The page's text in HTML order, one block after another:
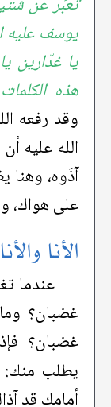
يوسف عليه
يا غدّارين
هذه
وقد رفعه
الله عليه
آذَوه، وهنا
على هواك،
الأنا
عندما
غضبان؟
غضبان؟
يطلب منك:
أمامك قد